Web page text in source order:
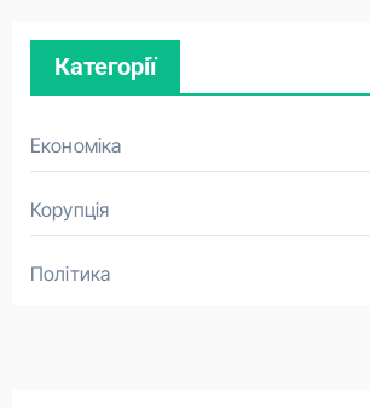
Категорії
Економіка
Корупція
Політика